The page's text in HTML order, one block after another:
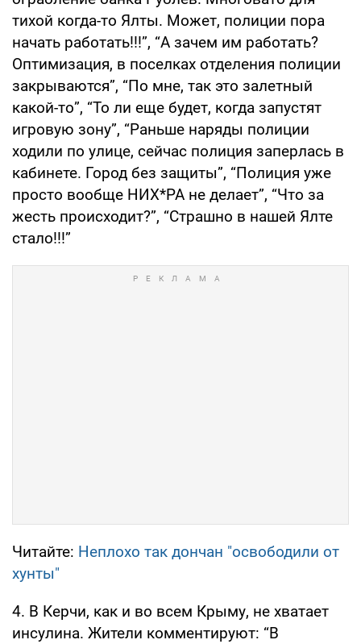
тихой когда-то Ялты. Может, полиции пора
начать работать!!!”, “А зачем им работать?
Оптимизация, в поселках отделения полиции
закрываются”, “По мне, так это залетный
какой-то”, “То ли еще будет, когда запустят
игровую зону”, “Раньше наряды полиции
ходили по улице, сейчас полиция заперлась в
кабинете. Город без защиты”, “Полиция уже
просто вообще НИХ*РА не делает”, “Что за
жесть происходит?”, “Страшно в нашей Ялте
стало!!!”
Читайте: Неплохо так дончан "освободили от
хунты"
4. В Керчи, как и во всем Крыму, не хватает
инсулина. Жители комментируют: “В